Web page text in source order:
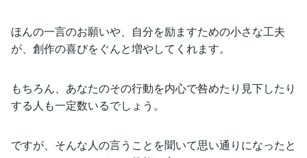
ほんの一言のお願いや、自分を励ますための小さな工夫
が、創作の喜びをぐんと増やしてくれます。
もちろん、あなたのその行動を内心で咎めたり見下したり
する人も一定数いるでしょう。
ですが、そんな人の言うことを聞いて思い通りになったと